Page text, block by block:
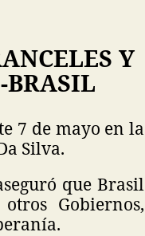
Y
BRASIL
7 de mayo en la
Silva.
que Brasil
Gobiernos,